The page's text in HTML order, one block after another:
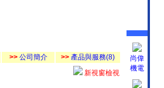
>>公司簡介 >> 產品與服務(8)
新視窗檢視
尚偉
機電